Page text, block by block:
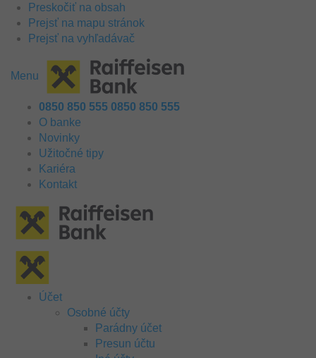
Preskočiť na obsah
Prejsť na mapu stránok
Prejsť na vyhľadávač
Menu
0850 850 555 0850 850 555
O banke
Novinky
Užitočné tipy
Kariéra
Kontakt
Účet
Osobné účty
Parádny účet
Presun účtu